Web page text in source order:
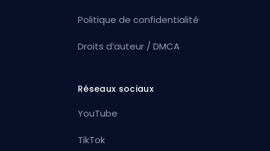
Politique de confidentialité
Droits d’auteur / DMCA
Réseaux sociaux
YouTube
TikTok